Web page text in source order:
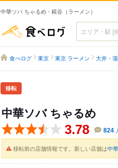
中華ソバ ちゃるめ - 糀谷（ラーメン）
食べログ
食べログ 東京 東京 ラーメン 大井・
移転
中華ソバ ちゃるめ
3.78 824
移転前の店舗情報です。新しい店舗は中